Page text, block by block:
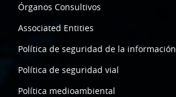
Órganos Consultivos
Associated Entities
Política de seguridad de la información
Política de seguridad vial
Política medioambiental